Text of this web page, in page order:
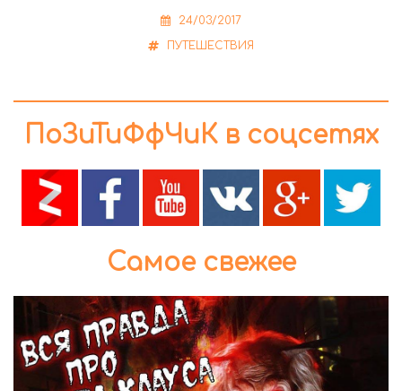
24/03/2017
ПУТЕШЕСТВИЯ
ПоЗиТиФфЧиК в соцсетях
Самое свежее